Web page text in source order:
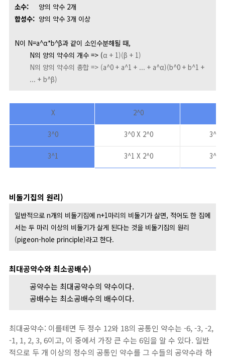
소수:
양의 약수 2개
합성수: 양의 약수 3개 이상
N이 N=a^α*b^β과 같이 소인수분해될 때,
N의 양의 약수의 개수 => (α + 1)(β + 1)
N의 양의 약수의 총합 => (a^0 + a^1 + ... + a^α)(b^0 + b^1 +
... + b^β)
X 2^0
3^0 3^0 X 2^0 3^0
3^1 3^1 X 2^0 3^1
비둘기집의 원리)
일반적으로 n개의 비둘기집에 n+1마리의 비둘기가 살면, 적어도 한 집에
서는 두 마리 이상의 비둘기가 살게 된다는 것을 비둘기집의 원리
(pigeon-hole principle)라고 한다.
최대공약수와 최소공배수)
공약수는 최대공약수의 약수이다.
공배수는 최소공배수의 배수이다.
최대공약수: 이를테면 두 정수 12와 18의 공통인 약수는 -6, -3, -2,
-1, 1, 2, 3, 6이고, 이 중에서 가장 큰 수는 6임을 알 수 있다. 일반
적으로 두 개 이상의 정수의 공통인 약수를 그 수들의 공약수라 하